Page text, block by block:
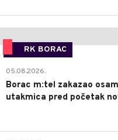
RK BORAC
05.08.2026.
Borac m:tel zakazao
utakmica pred početak